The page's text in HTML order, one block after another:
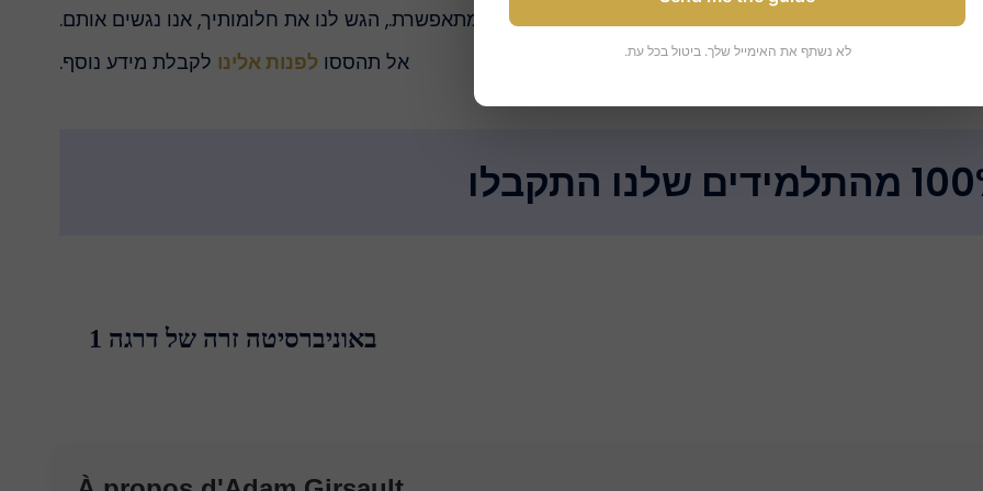
ספר החלומות שלך
הצטרפות לאוניברסיטה יוקרתית בחו"ל מתאפשרת., הגש לנו את חלומותיך, אנו נגשים אותם.
אל תהססולפנות אלינו לקבלת מידע נוסף.
שלנו התקבלו
באוניברסיטה זרה של דרגה 1
לא נשתף את האימייל שלך. ביטול בכל עת.